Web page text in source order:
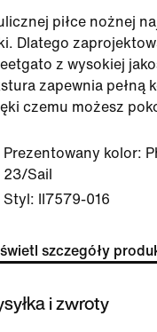
piłce nożnej
Dlatego
z wysokiej
zapewnia pełną
czemu możesz
Prezentowany kolor:
23/Sail
Styl:
II7579-016
szczegóły
i zwroty